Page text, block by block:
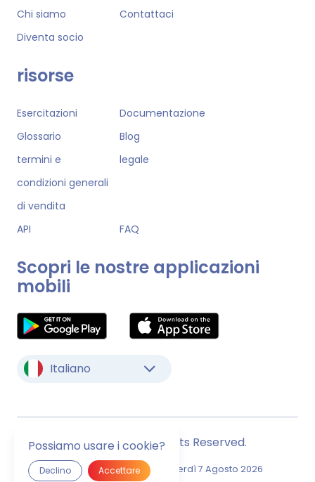
Chi siamo
Contattaci
Diventa socio
risorse
Esercitazioni
Documentazione
Glossario
Blog
termini e
condizioni generali
di vendita
legale
API FAQ
Scopri le nostre applicazioni
mobili
Italiano
© Monstock. All Rights Reserved.
Ultimo Aggiornamento Venerdì 7 Agosto 2026
Possiamo usare i cookie?
Declino Accettare